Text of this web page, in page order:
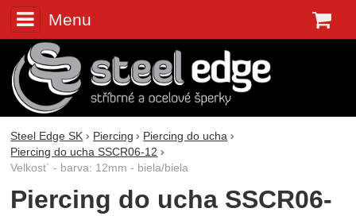
Menu
Steel Edge SK Piercing
Piercing do ucha
Piercing do ucha SSCR06-12
Velkost´ - barva: 12mm - biela/biela
Piercing do ucha SSCR06-